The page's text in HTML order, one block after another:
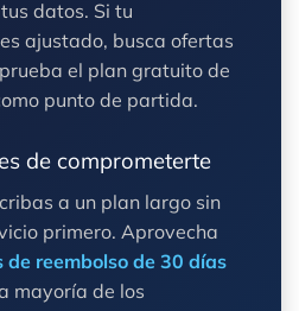
datos. Si tu
ajustado, busca ofertas
el plan gratuito de
punto de partida.
de comprometerte
a un plan largo sin
primero. Aprovecha
reembolso de 30 días
mayoría de los